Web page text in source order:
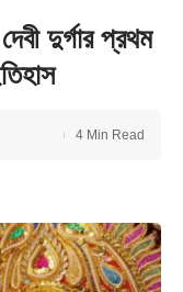
দুর্গার প্রথম
4 Min Read